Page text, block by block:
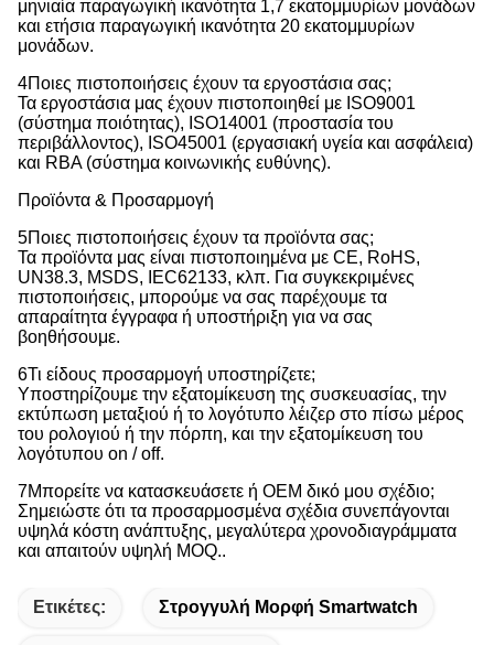
μηνιαία παραγωγική ικανότητα 1,7 εκατομμυρίων μονάδων
και ετήσια παραγωγική ικανότητα 20 εκατομμυρίων
μονάδων.
4Ποιες πιστοποιήσεις έχουν τα εργοστάσια σας;
Τα εργοστάσια μας έχουν πιστοποιηθεί με ISO9001
(σύστημα ποιότητας), ISO14001 (προστασία του
περιβάλλοντος), ISO45001 (εργασιακή υγεία και ασφάλεια)
και RBA (σύστημα κοινωνικής ευθύνης).
Προϊόντα & Προσαρμογή
5Ποιες πιστοποιήσεις έχουν τα προϊόντα σας;
Τα προϊόντα μας είναι πιστοποιημένα με CE, RoHS,
UN38.3, MSDS, IEC62133, κλπ. Για συγκεκριμένες
πιστοποιήσεις, μπορούμε να σας παρέχουμε τα
απαραίτητα έγγραφα ή υποστήριξη για να σας
βοηθήσουμε.
6Τι είδους προσαρμογή υποστηρίζετε;
Υποστηρίζουμε την εξατομίκευση της συσκευασίας, την
εκτύπωση μεταξιού ή το λογότυπο λέιζερ στο πίσω μέρος
του ρολογιού ή την πόρπη, και την εξατομίκευση του
λογότυπου on / off.
7Μπορείτε να κατασκευάσετε ή OEM δικό μου σχέδιο;
Σημειώστε ότι τα προσαρμοσμένα σχέδια συνεπάγονται
υψηλά κόστη ανάπτυξης, μεγαλύτερα χρονοδιαγράμματα
και απαιτούν υψηλή MOQ..
Ετικέτες: Στρογγυλή Μορφή Smartwatch